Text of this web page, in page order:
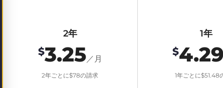
2年
$3.25／月
2年ごとに$78の請求
1年
$4.29
1年ごとに$51.48